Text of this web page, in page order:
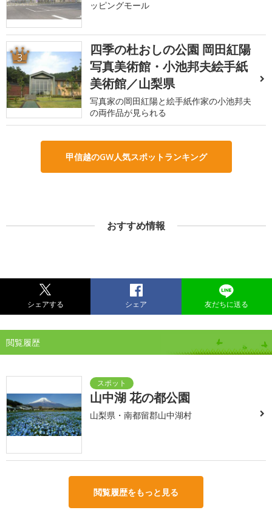
ッピングモール
3
四季の杜おしの公園 岡田紅陽
写真美術館・小池邦夫絵手紙
美術館／山梨県
写真家の岡田紅陽と絵手紙作家の小池邦夫
の両作品が見られる
甲信越のGW人気スポットランキング
おすすめ情報
シェアする シェア 友だちに送る
閲覧履歴
山中湖 花の都公園
山梨県・南都留郡山中湖村
閲覧履歴をもっと見る